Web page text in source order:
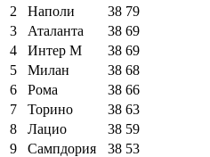
2
Наполи 38 79
3
Аталанта 38 69
4
Интер М 38 69
5
Милан 38 68
6
Рома 38 66
7
Торино 38 63
8
Лацио 38 59
9
Сампдория 38 53